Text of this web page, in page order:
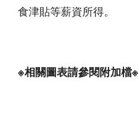
食津貼等薪資所得。
※相關圖表請參閱附加檔※